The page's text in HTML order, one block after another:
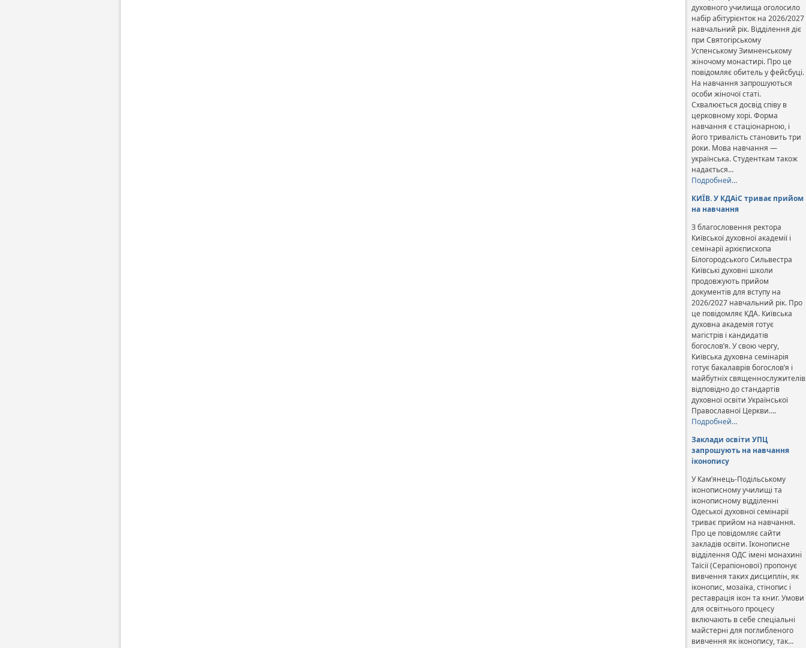
духовного училища оголосило
набір абітурієнток на 2026/2027
навчальний рік. Відділення діє
при Святогірському
Успенському Зимненському
жіночому монастирі. Про це
повідомляє обитель у фейсбуці.
На навчання запрошуються
особи жіночої статі.
Схвалюється досвід співу в
церковному хорі. Форма
навчання є стаціонарною, і
його тривалість становить три
роки. Мова навчання —
українська. Студенткам також
надається…
Подробней…
КИЇВ. У КДАіС триває прийом
на навчання
З благословення ректора
Київської духовної академії і
семінарії архієпископа
Білогородського Сильвестра
Київські духовні школи
продовжують прийом
документів для вступу на
2026/2027 навчальний рік. Про
це повідомляє КДА. Київська
духовна академія готує
магістрів і кандидатів
богослов’я. У свою чергу,
Київська духовна семінарія
готує бакалаврів богослов’я і
майбутніх священнослужителів
відповідно до стандартів
духовної освіти Української
Православної Церкви….
Подробней…
Заклади освіти УПЦ
запрошують на навчання
іконопису
У Кам’янець-Подільському
іконописному училищі та
іконописному відділенні
Одеської духовної семінарії
триває прийом на навчання.
Про це повідомляє сайти
закладів освіти. Іконописне
відділення ОДС імені монахині
Таїсії (Серапіонової) пропонує
вивчення таких дисциплін, як
іконопис, мозаїка, стінопис і
реставрація ікон та книг. Умови
для освітнього процесу
включають в себе спеціальні
майстерні для поглибленого
вивчення як іконопису, так…